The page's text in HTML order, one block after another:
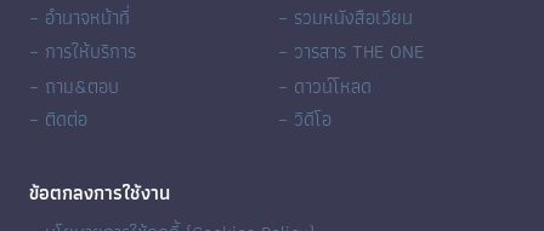
– อำนาจหน้าที่
– การให้บริการ
– ถาม&ตอบ
– ติดต่อ
– รวมหนังสือเวียน
– วารสาร THE ONE
– ดาวน์โหลด
– วิดีโอ
ข้อตกลงการใช้งาน